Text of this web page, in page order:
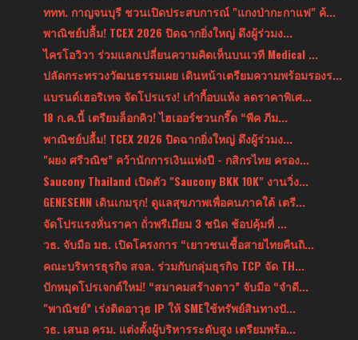
ททท. กาญจนบุรี ชวนเปิดประสบการณ์ "แกงป่ากะกาแฟ" ค้...
พาณิชย์ปลื้ม! TCEX 2026 ปิดฉากยิ่งใหญ่ ดึงผู้ร่วมง...
ไครโอวิวา ร่วมแลกเปลี่ยนความคิดเห็นบนเวที Medical ...
ปลัดกระทรวงวัฒนธรรมเผย เดินหน้าเตรียมความพร้อมรองร...
แบรนด์เฮอริเทจ จัดโปรแรง! เก๋ากี้อบแห้ง ลดราคาพิเศ...
18 ก.ค.นี้ เตรียมล็อกคิว! ไฮเออร์ชวนกรี๊ด “พีค ภีม...
พาณิชย์ปลื้ม! TCEX 2026 ปิดฉากยิ่งใหญ่ ดึงผู้ร่วมง...
"ผยง ศรีวณิช” คว้านักการเงินแห่งปี - กสิกรไทย ครอง...
Saucony Thailand เปิดตัว "Saucony BKK 10K" งานวิ่ง...
GENESENN เดินเกมรุก! ดูแลสุขภาพเพื่อคนภาคใต้ เตรี...
จัดโปรแรงหั่นราคา ถั่วพรีเมียม 3 ชนิด ช้อปคุ้มที่ ...
วธ. จับมือ มธ. เปิดโครงการ “เยาวชนเชื้อสายไทยคืนถิ...
คณะบริหารธุรกิจ สจล. ร่วมกับกลุ่มธุรกิจ TCP จัด TH...
ปักหมุดโปรเจกต์ใหม่! “สมาคมสร้างดาว” จับมือ “จำดี...
"พาณิชย์” เร่งติดอาวุธ IP ให้ SMEใช้ทรัพย์สินทางปั...
วธ. เสนอ ครม. แต่งตั้งผู้บริหารระดับสูง เตรียมพร้อ...